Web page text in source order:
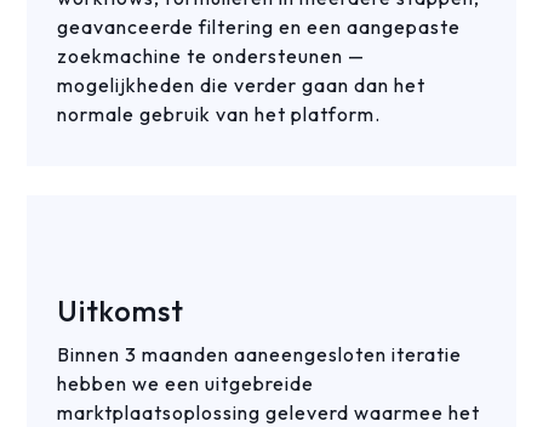
geavanceerde filtering en een aangepaste
zoekmachine te ondersteunen —
mogelijkheden die verder gaan dan het
normale gebruik van het platform.
Uitkomst
Binnen 3 maanden aaneengesloten iteratie
hebben we een uitgebreide
marktplaatsoplossing geleverd waarmee het